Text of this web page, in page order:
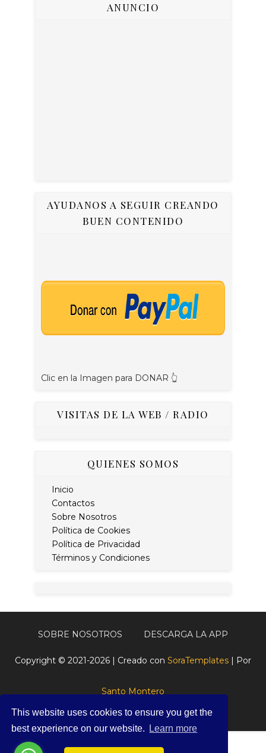
This website uses cookies to ensure you get the
best experience on our website.
Learn more
ANUNCIO
AYUDANOS A SEGUIR CREANDO
BUEN CONTENIDO
Clic en la Imagen para DONAR 👆
VISITAS DE LA WEB / RADIO
QUIENES SOMOS
Inicio
Contactos
Sobre Nosotros
Política de Cookies
Política de Privacidad
Términos y Condiciones
SOBRE NOSOTROS DESCARGA LA APP
Copyright © 2021-2026 | Creado con SoraTemplates | Por
Santo Montero